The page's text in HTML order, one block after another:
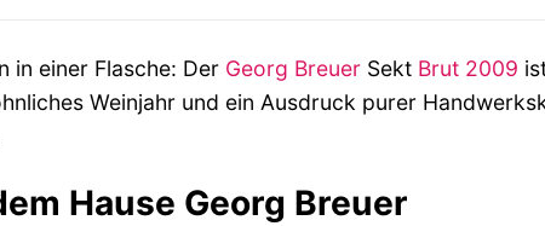
in einer Flasche: Der Georg BreuerSekt Brut 2009
Weinjahr und ein Ausdruck purer
Hause Georg Breuer